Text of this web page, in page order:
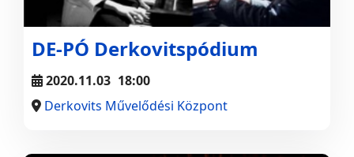
DE-PÓ Derkovitspódium
2020.11.03 18:00
Derkovits Művelődési Központ